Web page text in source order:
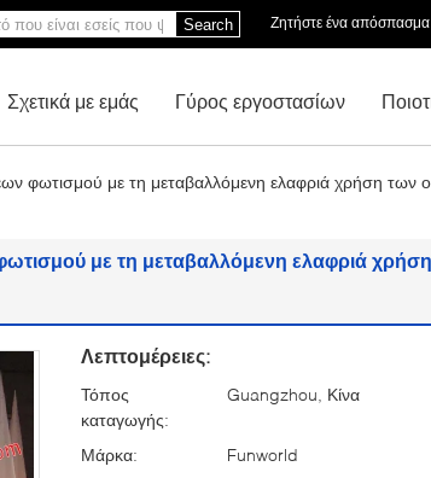
Ζητήστε ένα απόσπασμα
Search
Σχετικά με εμάς Γύρος εργοστασίων
φωτισμού με τη μεταβαλλόμενη ελαφριά χρήση των
με τη μεταβαλλόμενη ελαφριά
Λεπτομέρειες:
Τόπος
καταγωγής:
Guangzhou, Κίνα
Μάρκα:
Funworld